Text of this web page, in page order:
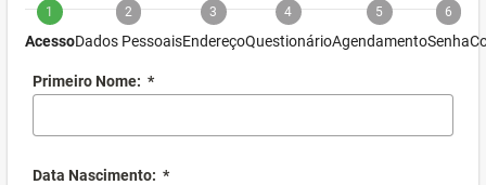
1
Acesso
2
Dados Pessoais
3
Endereço
4
Questionário
5
Agendamento
6
Senha
Primeiro Nome: *
Data Nascimento: *